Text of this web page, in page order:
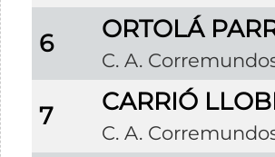
6 ORTOLÁ
C. A.
7 CARRIÓ
C. A.